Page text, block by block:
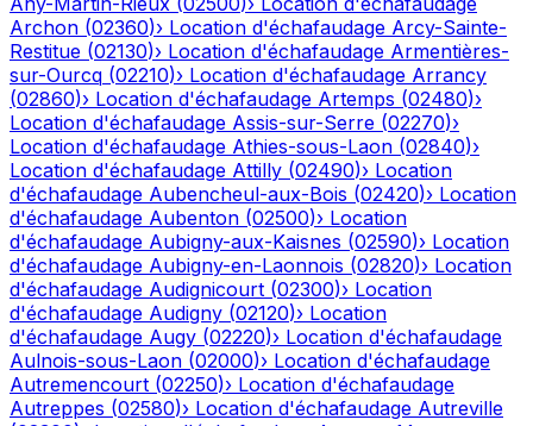
Archon (02360)› Location d'échafaudage Arcy-Sainte-
Restitue (02130)› Location d'échafaudage Armentières-
sur-Ourcq (02210)› Location d'échafaudage Arrancy
(02860)› Location d'échafaudage Artemps (02480)›
Location d'échafaudage Assis-sur-Serre (02270)›
Location d'échafaudage Athies-sous-Laon (02840)›
Location d'échafaudage Attilly (02490)› Location
d'échafaudage Aubencheul-aux-Bois (02420)› Location
d'échafaudage Aubenton (02500)› Location
d'échafaudage Aubigny-aux-Kaisnes (02590)› Location
d'échafaudage Aubigny-en-Laonnois (02820)› Location
d'échafaudage Audignicourt (02300)› Location
d'échafaudage Audigny (02120)› Location
d'échafaudage Augy (02220)› Location d'échafaudage
Aulnois-sous-Laon (02000)› Location d'échafaudage
Autremencourt (02250)› Location d'échafaudage
Autreppes (02580)› Location d'échafaudage Autreville